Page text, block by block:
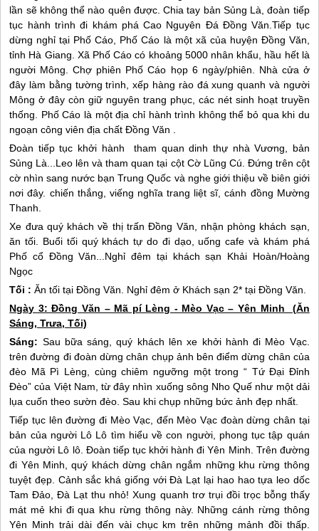
lần sẽ không thể nào quên được. Chia tay bản Sủng Là, đoàn tiếp
tục hành trình đi khám phá Cao Nguyên Đá Đồng Văn.Tiếp tục
dừng nghỉ tại Phố Cáo, Phố Cáo là một xã của huyện Đồng Văn,
tỉnh Hà Giang . Xã Phố Cáo có khoảng 5000 nhân khẩu, hầu hết là
người Mông. Chợ phiên Phố Cáo họp 6 ngày/phiên. Nhà cửa ở
đây làm bằng tường trình, xếp hàng rào đá xung quanh và người
Mông ở đây còn giữ nguyên trang phục, các nét sinh hoạt truyền
thống. Phố Cáo là một địa chỉ hành trình không thể bỏ qua khi du
ngoạn công viên địa chất Đồng Văn .
Đoàn tiếp tục khởi hành tham quan dinh thự nhà Vương, bản
Sủng Là...Leo lên và tham quan tại cột Cờ Lũng Cú. Đứng trên cột
cờ nhìn sang nước bạn Trung Quốc và nghe giới thiệu về biên giới
nơi đây. chiến thắng, viếng nghĩa trang liệt sĩ, cánh đồng Mường
Thanh.
Xe đưa quý khách về thị trấn Đồng Văn, nhận phòng khách sạn,
ăn tối. Buổi tối quý khách tự do đi dạo, uống cafe và khám phá
Phố cổ Đồng Văn...Nghỉ đêm tại khách sạn Khải Hoàn/Hoàng
Ngọc
Tối :Ăn tối tại Đồng Văn. Nghỉ đêm ở Khách sạn 2* tại Đồng Văn.
Ngày 3: Đồng Văn – Mã pí Lèng - Mèo Vạc – Yên Minh (Ăn
Sáng, Trưa, Tối)
Sáng: Sau bữa sáng, quý khách lên xe khởi hành đi Mèo Vạc.
trên đường đi đoàn dừng chân chụp ảnh bên điểm dừng chân của
đèo Mã Pì Lèng, cùng chiêm ngưỡng một trong “ Tứ Đại Đỉnh
Đèo” của Việt Nam, từ đây nhìn xuống sông Nho Quế như một dải
lụa cuốn theo sườn đèo. Sau khi chụp những bức ảnh đẹp nhất.
Tiếp tục lên đường đi Mèo Vạc, đến Mèo Vạc đoàn dừng chân tại
bản của người Lô Lô tìm hiểu về con người, phong tục tập quán
của người Lô lô. Đoàn tiếp tục khởi hành đi Yên Minh. Trên đường
đi Yên Minh, quý khách dừng chân ngắm những khu rừng thông
tuyệt đẹp. Cảnh sắc khá giống với Đà Lạt lại hao hao tựa leo dốc
Tam Đảo, Đà Lạt thu nhỏ! Xung quanh trơ trụi đồi trọc bỗng thấy
mát mẻ khi đi qua khu rừng thông này. Những cánh rừng thông
Yên Minh trải dài đến vài chục km trên những mảnh đồi thấp.